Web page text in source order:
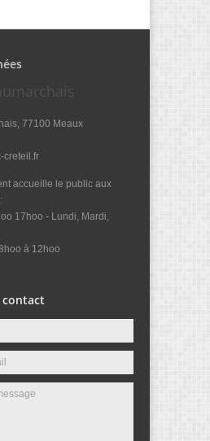
77100 Meaux
creteil.fr
accueille le public aux
17hoo - Lundi, Mardi,
à 12hoo
contact